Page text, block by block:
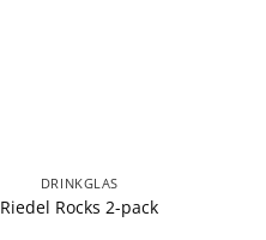
DRINKGLAS
Riedel Rocks 2-pack